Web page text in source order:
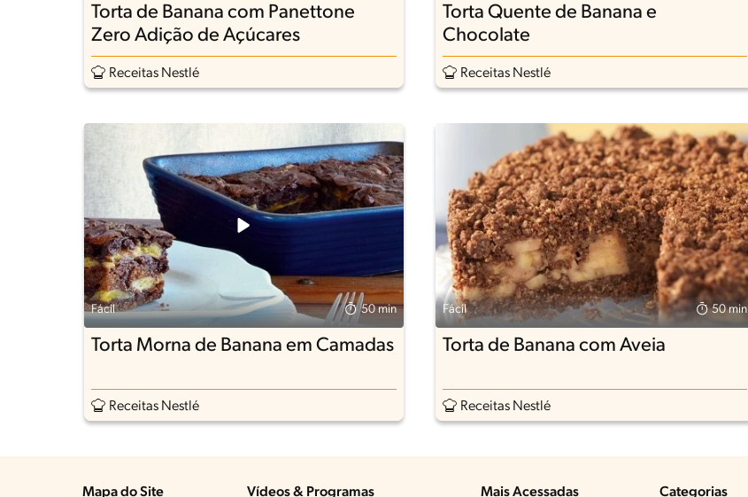
Torta de Banana com Panettone
Zero Adição de Açúcares
Receitas Nestlé
Torta Quente de Banana e
Chocolate
Receitas Nestlé
Fácil 50 min
Torta Morna de Banana em Camadas
Receitas Nestlé
Fácil 50 min
Torta de Banana com Aveia
Receitas Nestlé
Mapa do Site Vídeos & Programas​ Mais Acessadas Categorias